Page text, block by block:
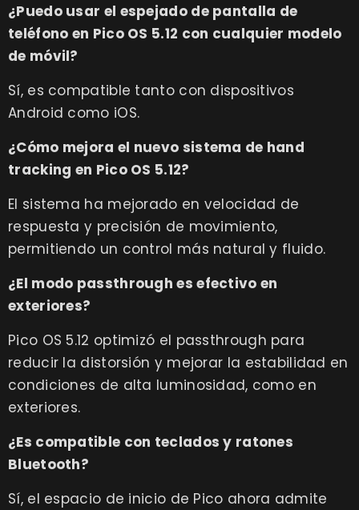
¿Puedo usar el espejado de pantalla de
teléfono en Pico OS 5.12 con cualquier modelo
de móvil?
Sí, es compatible tanto con dispositivos
Android como iOS.
¿Cómo mejora el nuevo sistema de hand
tracking en Pico OS 5.12?
El sistema ha mejorado en velocidad de
respuesta y precisión de movimiento,
permitiendo un control más natural y fluido.
¿El modo passthrough es efectivo en
exteriores?
Pico OS 5.12 optimizó el passthrough para
reducir la distorsión y mejorar la estabilidad en
condiciones de alta luminosidad, como en
exteriores.
¿Es compatible con teclados y ratones
Bluetooth?
Sí, el espacio de inicio de Pico ahora admite